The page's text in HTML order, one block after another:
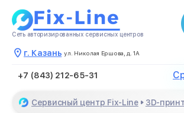
Сеть авторизированных сервисных центров
г. Казань ул. Николая Ершова, д. 1А
+7 (843) 212-65-31
Сервисный центр Fix-Line 3D-